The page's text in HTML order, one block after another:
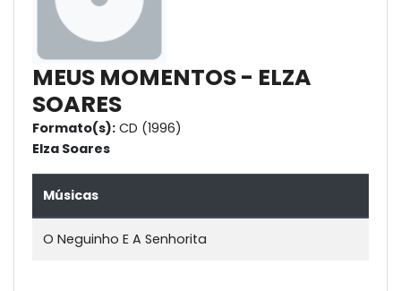
MEUS MOMENTOS - ELZA
SOARES
Formato(s): CD (1996)
Elza Soares
Músicas
O Neguinho E A Senhorita